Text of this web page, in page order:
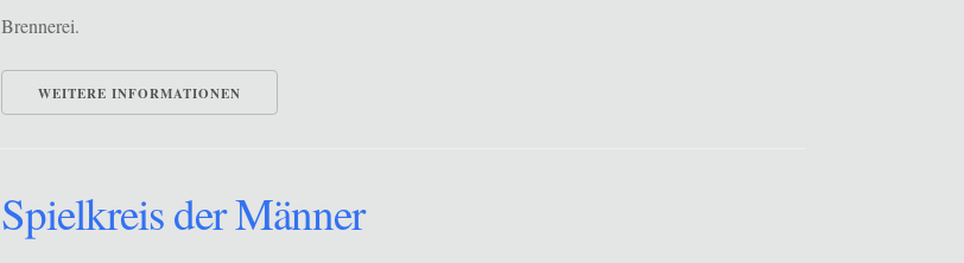
Brennerei.
WEITERE INFORMATIONEN
Spielkreis der Männer